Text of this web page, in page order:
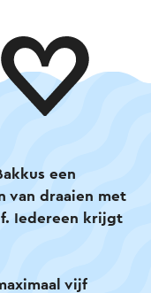
een
van draaien met
Iedereen krijgt
vijf